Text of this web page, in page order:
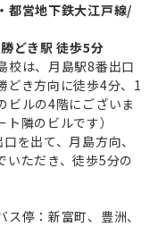
都営地下鉄大江戸線/
どき駅 徒歩5分
校は、月島駅8番出口
どき方向に徒歩4分、1
ビルの4階にございま
隣のビルです）
を出て、月島方向、
いただき、徒歩5分の
停：新富町、豊洲、